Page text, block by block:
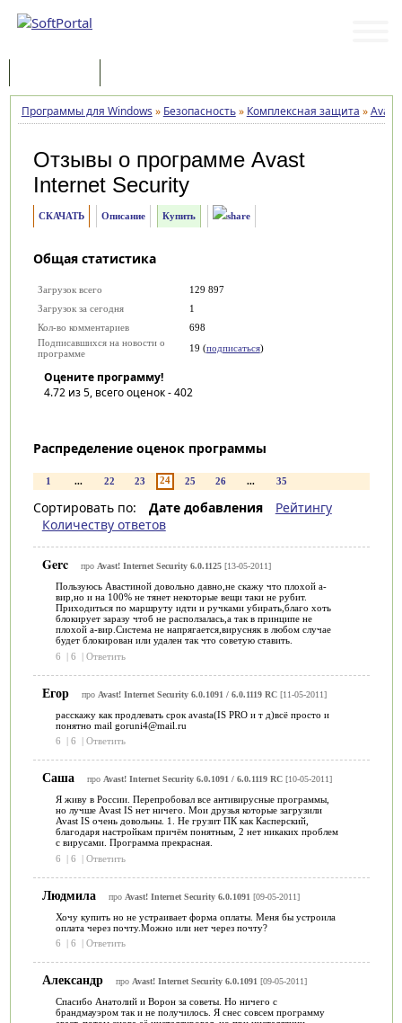
Программы для Windows » Безопасность» Комплексная защита »Avast
Отзывы о программе Avast
Internet Security
СКАЧАТЬ Описание Купить
Общая статистика
Загрузок всего
129 897
Загрузок за сегодня
1
Кол-во комментариев
698
Подписавшихся на новости о
программе
19 (подписаться)
Оцените программу!
4.72из 5, всего оценок -402
Распределение оценок программы
1 ... 22 23 24 25 26 ... 35
Сортировать по: Дате добавления
Рейтингу
Количеству ответов
Gerc про Avast! Internet Security 6.0.1125[13-05-2011]
Пользуюсь Авастиной довольно давно,не скажу что плохой а-
вир,но и на 100% не тянет некоторые вещи таки не рубит.
Приходиться по маршруту идти и ручками убирать,благо хоть
блокирует заразу чтоб не расползалась,а так в принципе не
плохой а-вир.Система не напрягается,вирусняк в любом случае
будет блокирован или удален так что советую ставить.
6
| 6 | Ответить
Егор про Avast! Internet Security 6.0.1091 / 6.0.1119 RC[11-05-2011]
расскажу как продлевать срок avasta(IS PRO и т д)всё просто и
понятно mail goruni4@mail.ru
6
| 6 | Ответить
Саша про Avast! Internet Security 6.0.1091 / 6.0.1119 RC[10-05-2011]
Я живу в России. Перепробовал все антивирусные программы,
но лучше Avast IS нет ничего. Мои друзья которые загрузили
Avast IS очень довольны. 1. Не грузит ПК как Касперский,
благодаря настройкам причём понятным, 2 нет никаких проблем
с вирусами. Программа прекрасная.
6
| 6 | Ответить
Людмила про Avast! Internet Security 6.0.1091 [09-05-2011]
Хочу купить но не устраивает форма оплаты. Меня бы устроила
оплата через почту.Можно или нет через почту?
6
| 6 | Ответить
Александр про Avast! Internet Security 6.0.1091 [09-05-2011]
Спасибо Анатолий и Ворон за советы. Но ничего с
брандмауэром так и не получилось. Я снес совсем программу